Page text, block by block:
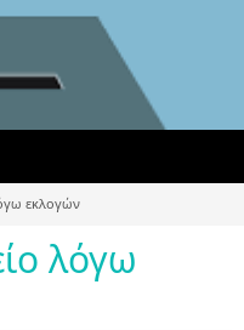
εκλογών
λόγω